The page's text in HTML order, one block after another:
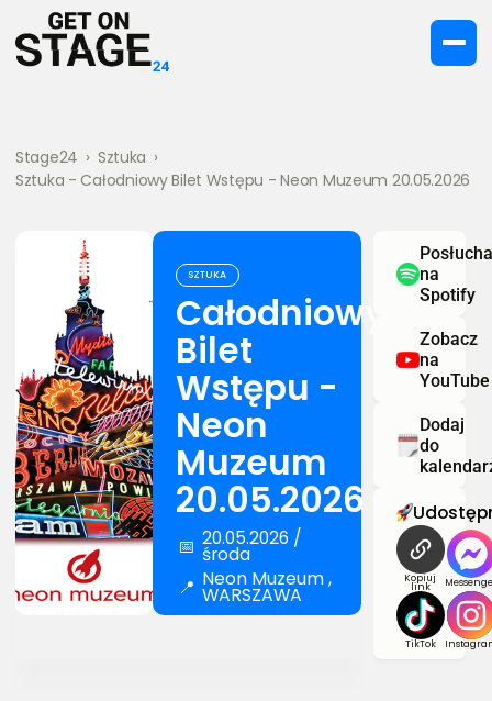
Stage24 › Sztuka ›
Sztuka - Całodniowy Bilet Wstępu - Neon Muzeum 20.05.2026
SZTUKA
Całodniowy
Bilet
Wstępu -
Neon
Muzeum
20.05.2026
📅 20.05.2026 /
środa
📍 Neon Muzeum ,
WARSZAWA
na
Spotify
Zobacz
na
YouTube
Dodaj
do
Kopiuj
link
TikTok